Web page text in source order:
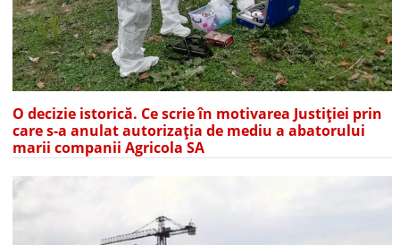
O decizie istorică. Ce scrie în motivarea Justiției prin
care s-a anulat autorizația de mediu a abatorului
marii companii Agricola SA